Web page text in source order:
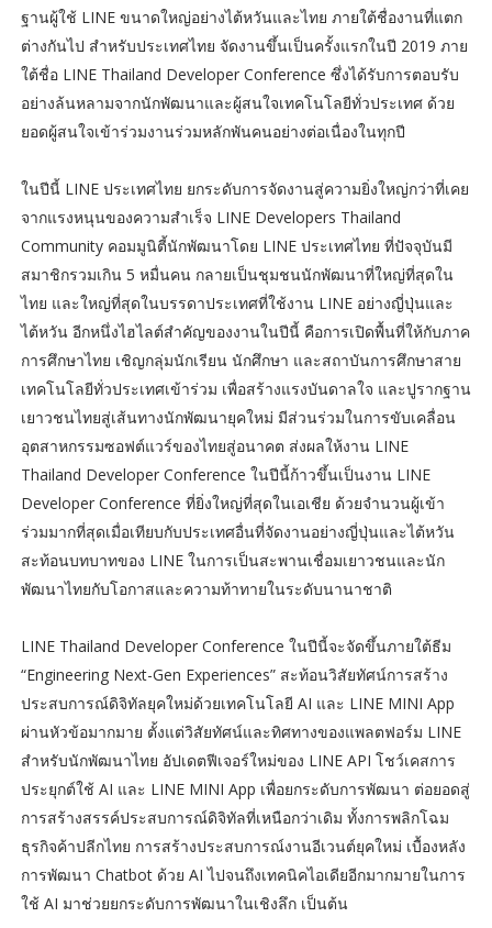
ฐานผู้ใช้ LINE ขนาดใหญ่อย่างไต้หวันและไทย ภายใต้ชื่องานที่แตก
ต่างกันไป สำหรับประเทศไทย จัดงานขึ้นเป็นครั้งแรกในปี 2019 ภาย
ใต้ชื่อ LINE Thailand Developer Conference ซึ่งได้รับการตอบรับ
อย่างล้นหลามจากนักพัฒนาและผู้สนใจเทคโนโลยีทั่วประเทศ ด้วย
ยอดผู้สนใจเข้าร่วมงานร่วมหลักพันคนอย่างต่อเนื่องในทุกปี
ในปีนี้ LINE ประเทศไทย ยกระดับการจัดงานสู่ความยิ่งใหญ่กว่าที่เคย
จากแรงหนุนของความสำเร็จ LINE Developers Thailand
Community คอมมูนิตี้นักพัฒนาโดย LINE ประเทศไทย ที่ปัจจุบันมี
สมาชิกรวมเกิน 5 หมื่นคน กลายเป็นชุมชนนักพัฒนาที่ใหญ่ที่สุดใน
ไทย และใหญ่ที่สุดในบรรดาประเทศที่ใช้งาน LINE อย่างญี่ปุ่นและ
ไต้หวัน อีกหนึ่งไฮไลต์สำคัญของงานในปีนี้ คือการเปิดพื้นที่ให้กับภาค
การศึกษาไทย เชิญกลุ่มนักเรียน นักศึกษา และสถาบันการศึกษาสาย
เทคโนโลยีทั่วประเทศเข้าร่วม เพื่อสร้างแรงบันดาลใจ และปูรากฐาน
เยาวชนไทยสู่เส้นทางนักพัฒนายุคใหม่ มีส่วนร่วมในการขับเคลื่อน
อุตสาหกรรมซอฟต์แวร์ของไทยสู่อนาคต ส่งผลให้งาน LINE
Thailand Developer Conference ในปีนี้ก้าวขึ้นเป็นงาน LINE
Developer Conference ที่ยิ่งใหญ่ที่สุดในเอเชีย ด้วยจำนวนผู้เข้า
ร่วมมากที่สุดเมื่อเทียบกับประเทศอื่นที่จัดงานอย่างญี่ปุ่นและไต้หวัน
สะท้อนบทบาทของ LINE ในการเป็นสะพานเชื่อมเยาวชนและนัก
พัฒนาไทยกับโอกาสและความท้าทายในระดับนานาชาติ
LINE Thailand Developer Conference ในปีนี้จะจัดขึ้นภายใต้ธีม
“Engineering Next-Gen Experiences” สะท้อนวิสัยทัศน์การสร้าง
ประสบการณ์ดิจิทัลยุคใหม่ด้วยเทคโนโลยี AI และ LINE MINI App
ผ่านหัวข้อมากมาย ตั้งแต่วิสัยทัศน์และทิศทางของแพลตฟอร์ม LINE
สำหรับนักพัฒนาไทย อัปเดตฟีเจอร์ใหม่ของ LINE API โชว์เคสการ
ประยุกต์ใช้ AI และ LINE MINI App เพื่อยกระดับการพัฒนา ต่อยอดสู่
การสร้างสรรค์ประสบการณ์ดิจิทัลที่เหนือกว่าเดิม ทั้งการพลิกโฉม
ธุรกิจค้าปลีกไทย การสร้างประสบการณ์งานอีเวนต์ยุคใหม่ เบื้องหลัง
การพัฒนา Chatbot ด้วย AI ไปจนถึงเทคนิคไอเดียอีกมากมายในการ
ใช้ AI มาช่วยยกระดับการพัฒนาในเชิงลึก เป็นต้น